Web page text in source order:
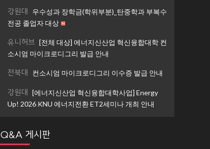
강원대
우수성과 장학금(학위부분)_탄중학과 부복수
전공 졸업자 대상
유니허브 [전체 대상] 에너지신산업 혁신융합대학 컨
소시엄 마이크로디그리 발급 안내
전북대 컨소시엄 마이크로디그리 이수증 발급 안내
강원대
[에너지신산업 혁신융합대학사업] Energy
Up! 2026 KNU 에너지전환 ET2세미나 개최 안내
Q&A 게시판